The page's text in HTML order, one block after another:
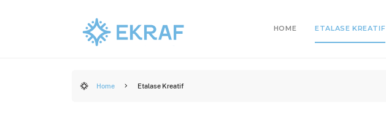
HOME ETALASE KREATIF
Home Etalase Kreatif